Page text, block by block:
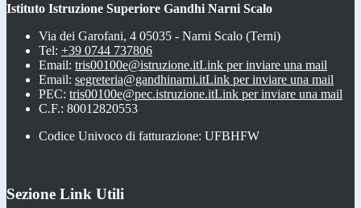
Istituto Istruzione Superiore Gandhi Narni Scalo
Via dei Garofani, 4 05035 - Narni Scalo (Terni)
Tel: +39 0744 737806
Email: tris00100e@istruzione.itLink per inviare una mail
Email: segreteria@gandhinarni.itLink per inviare una mail
PEC: tris00100e@pec.istruzione.itLink per inviare una mail
C.F.: 80012820553
Codice Univoco di fatturazione: UFBHFW
Sezione Link Utili